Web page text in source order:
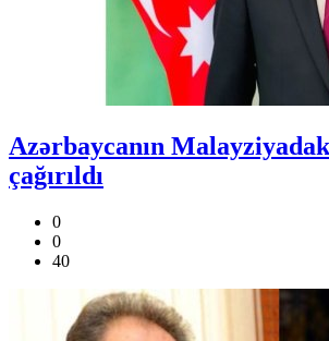
Azərbaycanın
çağırıldı
0
0
40